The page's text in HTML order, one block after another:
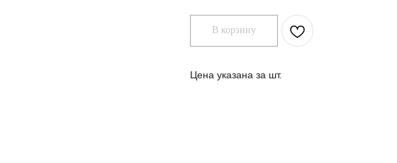
В корзину
Цена указана за шт.